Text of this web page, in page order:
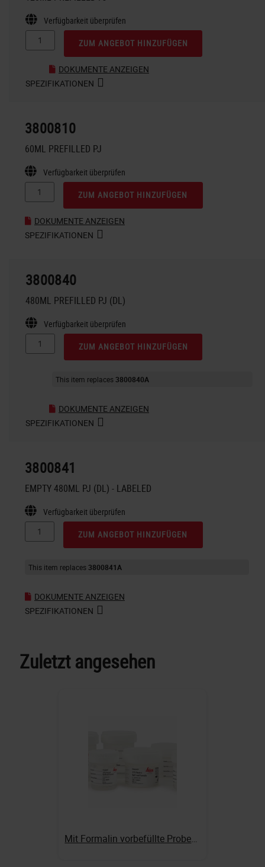
Verfügbarkeit überprüfen
ZUM ANGEBOT HINZUFÜGEN
DOKUMENTE ANZEIGEN
SPEZIFIKATIONEN
3800810
60ML PREFILLED PJ
Verfügbarkeit überprüfen
ZUM ANGEBOT HINZUFÜGEN
DOKUMENTE ANZEIGEN
SPEZIFIKATIONEN
3800840
480ML PREFILLED PJ (DL)
Verfügbarkeit überprüfen
ZUM ANGEBOT HINZUFÜGEN
This item replaces3800840A
DOKUMENTE ANZEIGEN
SPEZIFIKATIONEN
3800841
EMPTY 480ML PJ (DL) - LABELED
Verfügbarkeit überprüfen
ZUM ANGEBOT HINZUFÜGEN
This item replaces3800841A
DOKUMENTE ANZEIGEN
SPEZIFIKATIONEN
Zuletzt angesehen
Mit Formalin vorbefüllte Probenbecher